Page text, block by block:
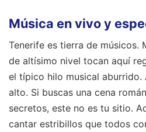
Música en vivo y
Tenerife es tierra de músicos.
de altísimo nivel tocan aquí
el típico hilo musical aburrido.
alto. Si buscas una cena
secretos, este no es tu sitio.
cantar estribillos que todos